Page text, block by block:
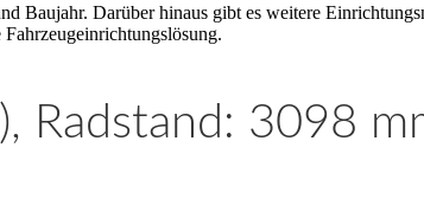
Baujahr. Darüber hinaus gibt es weitere
Radstand: 3098